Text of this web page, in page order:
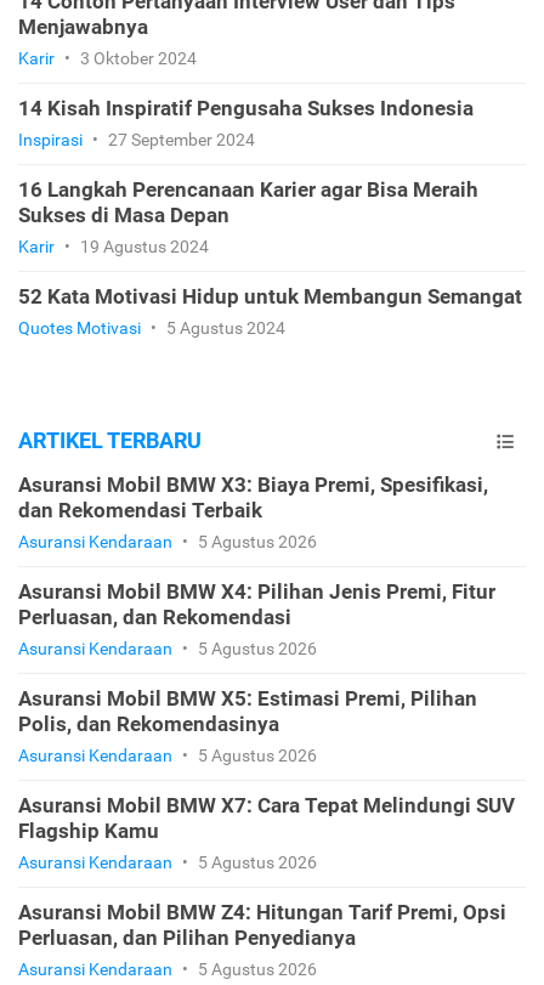
Menjawabnya
Karir • 3 Oktober 2024
14 Kisah Inspiratif Pengusaha Sukses Indonesia
Inspirasi • 27 September 2024
16 Langkah Perencanaan Karier agar Bisa Meraih
Sukses di Masa Depan
Karir • 19 Agustus 2024
52 Kata Motivasi Hidup untuk Membangun Semangat
Quotes Motivasi • 5 Agustus 2024
ARTIKEL TERBARU
Asuransi Mobil BMW X3: Biaya Premi, Spesifikasi,
dan Rekomendasi Terbaik
Asuransi Kendaraan • 5 Agustus 2026
Asuransi Mobil BMW X4: Pilihan Jenis Premi, Fitur
Perluasan, dan Rekomendasi
Asuransi Kendaraan • 5 Agustus 2026
Asuransi Mobil BMW X5: Estimasi Premi, Pilihan
Polis, dan Rekomendasinya
Asuransi Kendaraan • 5 Agustus 2026
Asuransi Mobil BMW X7: Cara Tepat Melindungi SUV
Flagship Kamu
Asuransi Kendaraan • 5 Agustus 2026
Asuransi Mobil BMW Z4: Hitungan Tarif Premi, Opsi
Perluasan, dan Pilihan Penyedianya
Asuransi Kendaraan • 5 Agustus 2026